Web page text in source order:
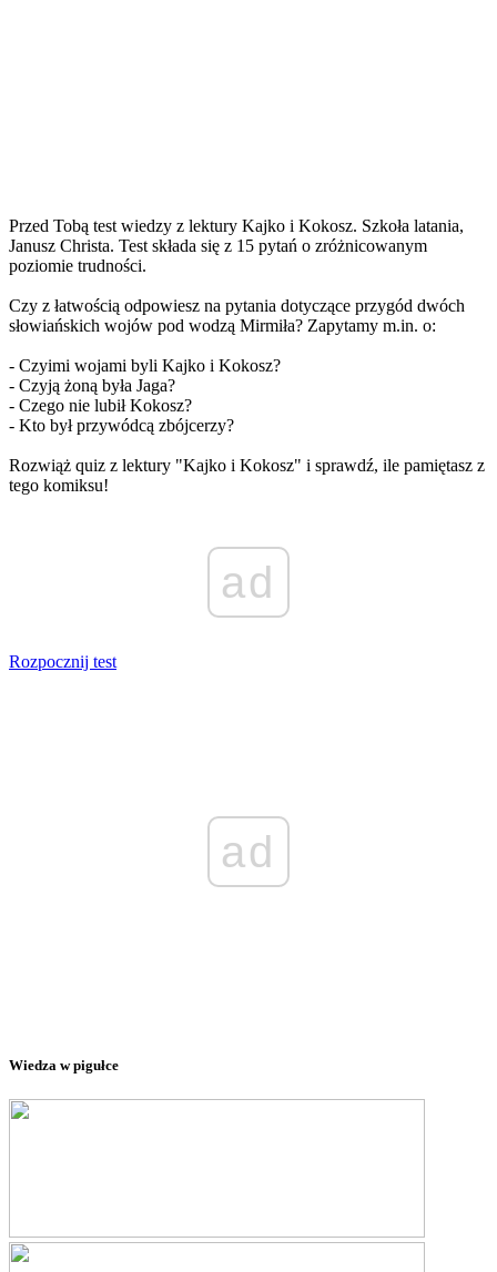
Przed Tobą test wiedzy z lektury Kajko i Kokosz. Szkoła latania,
Janusz Christa. Test składa się z 15 pytań o zróżnicowanym
poziomie trudności.
Czy z łatwością odpowiesz na pytania dotyczące przygód dwóch
słowiańskich wojów pod wodzą Mirmiła? Zapytamy m.in. o:
- Czyimi wojami byli Kajko i Kokosz?
- Czyją żoną była Jaga?
- Czego nie lubił Kokosz?
- Kto był przywódcą zbójcerzy?
Rozwiąż quiz z lektury "Kajko i Kokosz" i sprawdź, ile pamiętasz z
tego komiksu!
ad
Rozpocznij test
ad
Wiedza w pigułce